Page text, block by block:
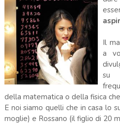
Il
a
su
della matematica o della fisica
E noi siamo quelli che in casa lo
moglie) e Rossano (il figlio di 20